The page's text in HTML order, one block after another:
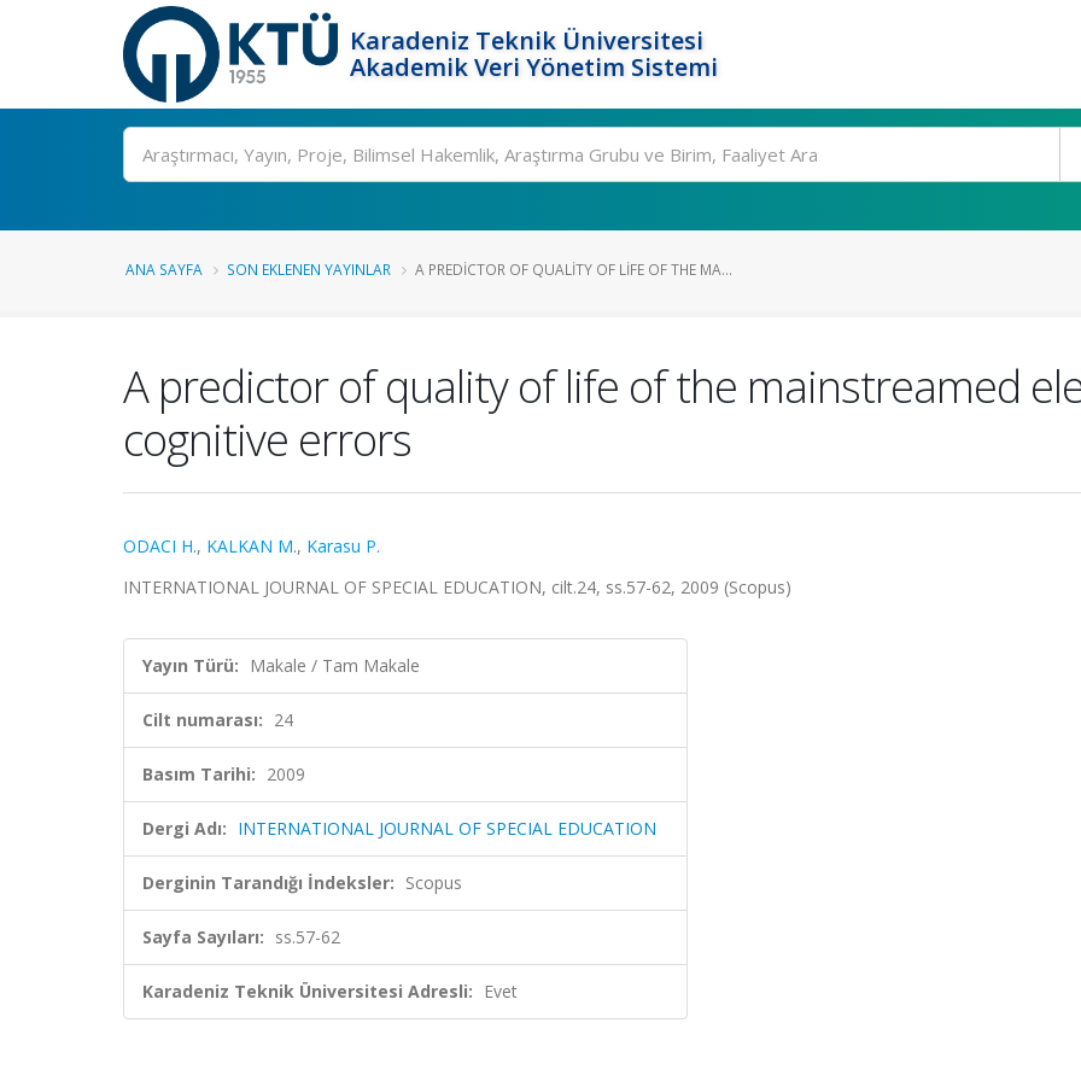
Karadeniz Teknik Üniversitesi
Akademik Veri Yönetim Sistemi
Ara
ANA SAYFA SON EKLENEN YAYINLAR A PREDICTOR OF QUALITY OF LIFE OF THE MA...
A predictor of quality of life of the mainstreamed
cognitive errors
ODACI H., KALKAN M., Karasu P.
INTERNATIONAL JOURNAL OF SPECIAL EDUCATION, cilt.24, ss.57-62, 2009 (Scopus)
Yayın Türü: Makale / Tam Makale
Cilt numarası: 24
Basım Tarihi: 2009
Dergi Adı: INTERNATIONAL JOURNAL OF SPECIAL EDUCATION
Derginin Tarandığı İndeksler: Scopus
Sayfa Sayıları: ss.57-62
Karadeniz Teknik Üniversitesi Adresli: Evet